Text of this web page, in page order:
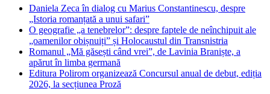
Daniela Zeca în dialog cu Marius Constantinescu, despre
„Istoria romanțată a unui safari”
O geografie „a tenebrelor”: despre faptele de neînchipuit ale
„oamenilor obișnuiți” și Holocaustul din Transnistria
Romanul „Mă găsești când vrei”, de Lavinia Braniște, a
apărut în limba germană
Editura Polirom organizează Concursul anual de debut, ediția
2026, la secțiunea Proză